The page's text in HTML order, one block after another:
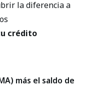
la diferencia a
crédito
más el saldo de